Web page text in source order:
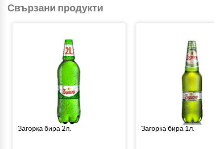
Свързани продукти
Загорка бира 2л. Загорка бира 1л.